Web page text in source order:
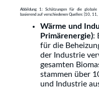
Abbildung 1: Schätzungen für die globale
basierend auf verschiedenen Quellen: [10,
Wärme und
Primärenergie):
für die
der Industrie
gesamten
stammen über
und Industrie